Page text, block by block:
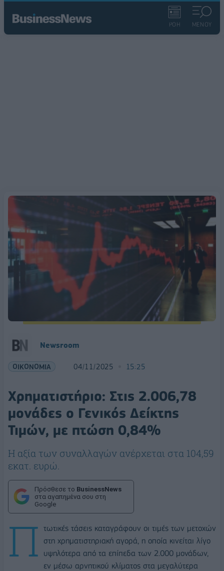
ΡΟΗ ΜΕΝΟΥ
Newsroom
ΟΙΚΟΝΟΜΙΑ 04/11/2025 15:25
Χρηματιστήριο: Στις 2.006,78
μονάδες ο Γενικός Δείκτης
Τιμών, με πτώση 0,84%
Η αξία των συναλλαγών ανέρχεται στα 104,59
εκατ. ευρώ.
Πρόσθεσε το BusinessNews
στα αγαπημένα σου στη
Google
Π τωτικές τάσεις καταγράφουν οι τιμές των μετοχών
στη χρηματιστηριακή αγορά, η οποία κινείται λίγο
υψηλότερα από τα επίπεδα των 2.000 μονάδων,
εν μέσω αρνητικού κλίματος στα μεγαλύτερα